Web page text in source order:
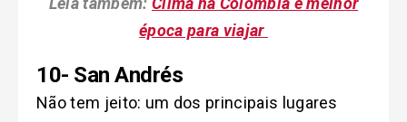
época para viajar
10- San Andrés
Não tem jeito: um dos principais lugares